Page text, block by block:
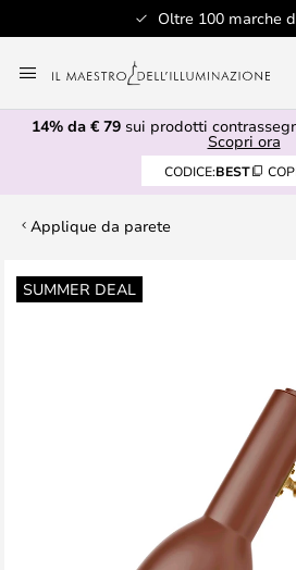
Oltre 100 marche
al
contenuto
14% da € 79 sui prodotti
Scopri ora
CODICE:BEST
Applique da parete
SUMMER DEAL
Vai
alla